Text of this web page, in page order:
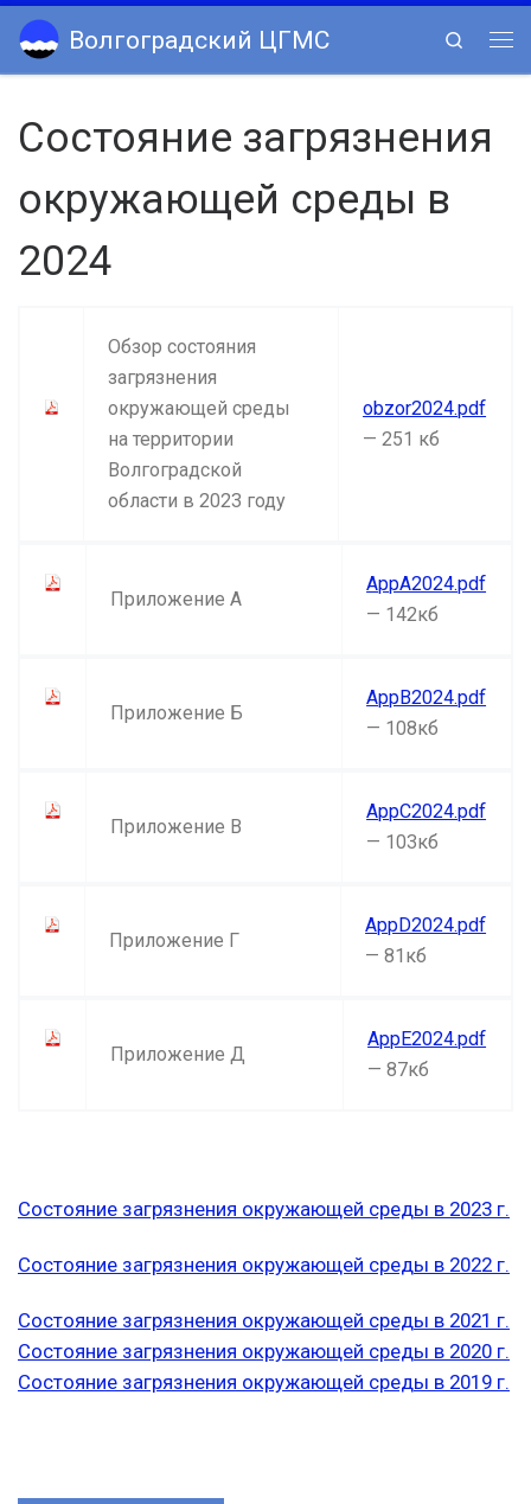
Skip to content
Волгоградский ЦГМС
Search
Состояние загрязнения
окружающей среды в
2024
Обзор состояния
загрязнения
окружающей среды
на территории
Волгоградской
области в 2023 году
obzor2024.pdf
— 251 кб
Приложение А
AppA2024.pdf
— 142кб
Приложение Б
AppB2024.pdf
— 108кб
Приложение В
AppC2024.pdf
— 103кб
Приложение Г
AppD2024.pdf
— 81кб
Приложение Д
AppE2024.pdf
— 87кб
Состояние загрязнения окружающей среды в 2023 г.
Состояние загрязнения окружающей среды в 2022 г.
Состояние загрязнения окружающей среды в 2021 г.
Состояние загрязнения окружающей среды в 2020 г.
Состояние загрязнения окружающей среды в 2019 г.